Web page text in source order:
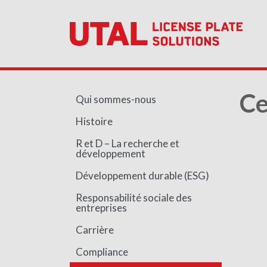
Qui sommes-nous
Histoire
R et D – La recherche et
développement
Développement durable (ESG)
Responsabilité sociale des
entreprises
Carrière
Compliance